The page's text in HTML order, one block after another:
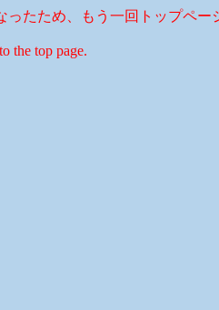
ったため、もう一回トップペー
the top page.